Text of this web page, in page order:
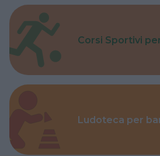
Corsi Sportivi
Ludoteca per